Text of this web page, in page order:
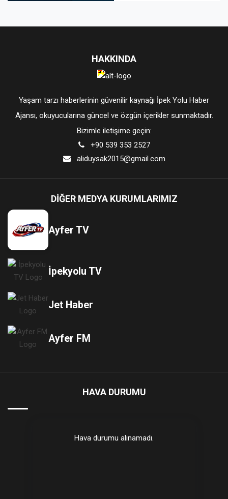
HAKKINDA
Yaşam tarzı haberlerinin güvenilir kaynağı İpek Yolu Haber
Ajansı, okuyucularına güncel ve özgün içerikler sunmaktadır.
Bizimle iletişime geçin:
+90 539 353 2527
aliduysak2015@gmail.com
DIĞER MEDYA KURUMLARIMIZ
Ayfer TV
İpekyolu TV
Jet Haber
Ayfer FM
HAVA DURUMU
Hava durumu alınamadı.